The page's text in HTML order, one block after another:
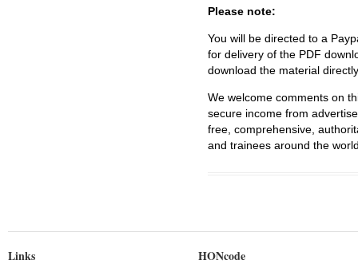
Please note:
You will be directed to a
for delivery of the PDF
download the material
We welcome comments on
secure income from
free, comprehensive,
and trainees around the
Links HONcode